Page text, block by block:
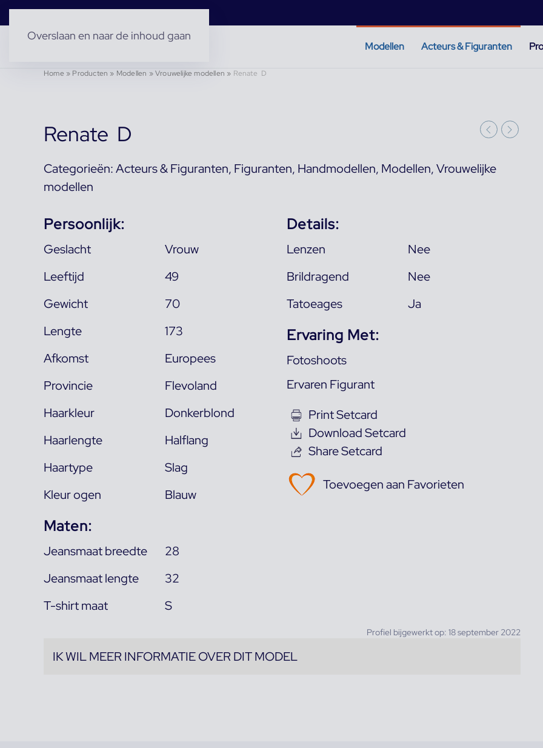
Overslaan en naar de inhoud gaan
Modellen Acteurs & Figuranten
Home» Producten » Modellen »Vrouwelijke modellen » Renate D
Renate D
Categorieën:Acteurs & Figuranten, Figuranten, Handmodellen, Modellen,Vrouwelijke
modellen
Persoonlijk:
Geslacht
Vrouw
Leeftijd
49
Gewicht
70
Lengte
173
Afkomst
Europees
Provincie
Flevoland
Haarkleur
Donkerblond
Haarlengte
Halflang
Haartype
Slag
Kleur ogen
Blauw
Maten:
Jeansmaat breedte
28
Jeansmaat lengte
32
T-shirt maat
S
Details:
Lenzen
Nee
Brildragend
Nee
Tatoeages
Ja
Ervaring Met:
Fotoshoots
Ervaren Figurant
Print Setcard
Download Setcard
Share Setcard
Toevoegen aan Favorieten
Profiel bijgewerkt op: 18 september 2022
IK WIL MEER INFORMATIE OVER DIT MODEL